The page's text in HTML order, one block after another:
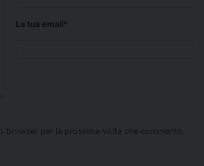
La tua email*
per la prossima volta che commento.